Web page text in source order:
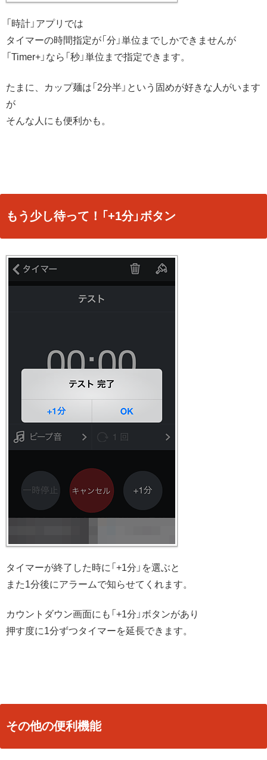
「時計」アプリでは
タイマーの時間指定が「分」単位までしかできませんが
「Timer+」なら「秒」単位まで指定できます。
たまに、カップ麺は「2分半」という固めが好きな人がいます
が
そんな人にも便利かも。
もう少し待って！「+1分」ボタン
タイマーが終了した時に「+1分」を選ぶと
また1分後にアラームで知らせてくれます。
カウントダウン画面にも「+1分」ボタンがあり
押す度に1分ずつタイマーを延長できます。
その他の便利機能